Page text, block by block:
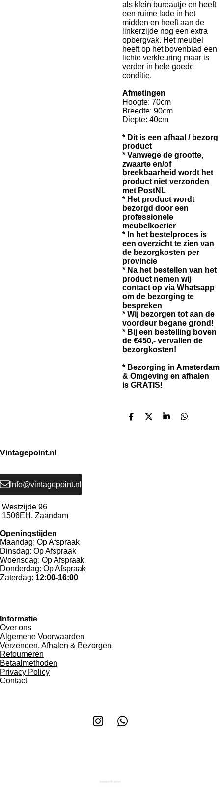
als klein bureautje en heeft
een ruime lade in het
midden en heeft aan de
linkerzijde nog een extra
opbergvak. Het meubel
heeft op het bovenblad een
lichte verkleuring maar is
verder in hele goede
conditie.
Afmetingen
Hoogte: 70cm
Breedte: 90cm
Diepte: 40cm
* Dit is een afhaal / bezorg
product
* Vanwege de grootte,
zwaarte en/of
breekbaarheid wordt het
product niet verzonden
met PostNL
* Het product wordt
bezorgd door een
professionele
meubelkoerier
* In het bestelproces is
een overzicht te zien van
de bezorgkosten per
provincie
* Na het bestellen van het
product nemen wij
contact op via Whatsapp
om de bezorging te
bespreken
* Wij bezorgen tot aan de
voordeur begane grond!
* Bij een bestelling boven
de €450,- vervallen de
bezorgkosten!
* Bezorging in Amsterdam
& Omgeving en afhalen
is GRATIS!
D
D
S
D
Vintagepoint.nl
Info@vintagepoint.nl
Westzijde 96
1506EH, Zaandam
Openingstijden
Maandag; Op Afspraak
Dinsdag: Op Afspraak
Woensdag: Op Afspraak
Donderdag: Op Afspraak
Zaterdag: 12:00-16:00
Informatie
Over ons
Algemene Voorwaarden
Verzenden, Afhalen & Bezorgen
Retourneren
Betaalmethoden
Privacy Policy
Contact
I
g
W